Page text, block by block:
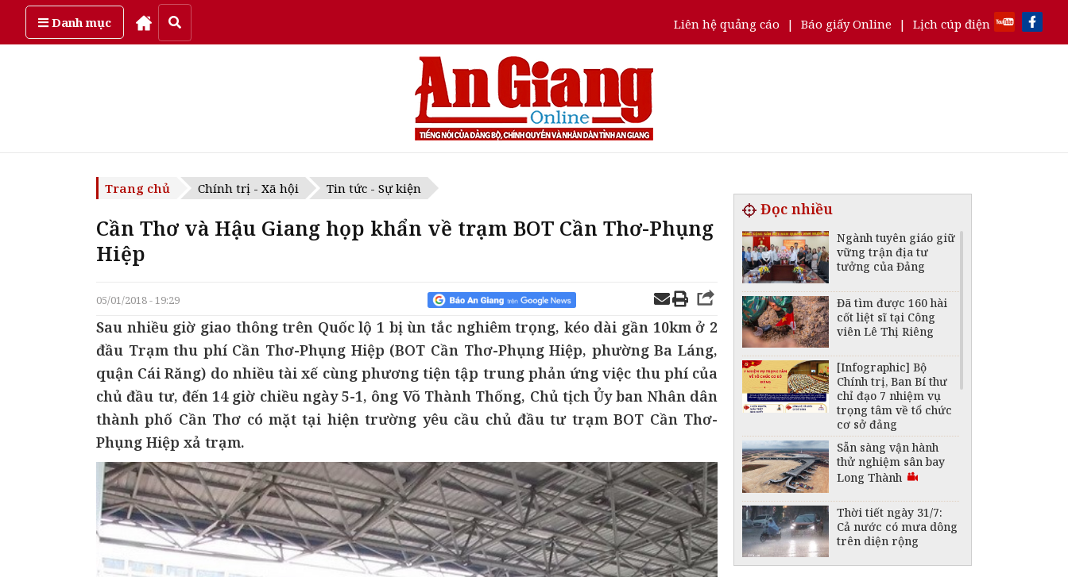
Danh mục Liên hệ quảng cáo | Báo giấy Online | Lịch cúp điện
Thứ năm, ngày 6/08/2026
Trang chủ Chính trị - Xã hội Tin tức - Sự kiện
Cần Thơ và Hậu Giang họp khẩn về trạm BOT Cần Thơ-Phụng
Hiệp
05/01/2018 - 19:29
Sau nhiều giờ giao thông trên Quốc lộ 1 bị ùn tắc nghiêm trọng, kéo dài gần 10km ở 2
đầu Trạm thu phí Cần Thơ-Phụng Hiệp (BOT Cần Thơ-Phụng Hiệp, phường Ba Láng,
quận Cái Răng) do nhiều tài xế cùng phương tiện tập trung phản ứng việc thu phí của
chủ đầu tư, đến 14 giờ chiều ngày 5-1, ông Võ Thành Thống, Chủ tịch Ủy ban Nhân dân
thành phố Cần Thơ có mặt tại hiện trường yêu cầu chủ đầu tư trạm BOT Cần Thơ-
Phụng Hiệp xả trạm.
Đọc nhiều
Ngành tuyên giáo giữ
vững trận địa tư
tưởng của Đảng
Đã tìm được 160 hài
cốt liệt sĩ tại Công
viên Lê Thị Riêng
[Infographic] Bộ
Chính trị, Ban Bí thư
chỉ đạo 7 nhiệm vụ
trọng tâm về tổ chức
cơ sở đảng
Sẵn sàng vận hành
thử nghiệm sân bay
Long Thành
Thời tiết ngày 31/7:
Cả nước có mưa dông
trên diện rộng